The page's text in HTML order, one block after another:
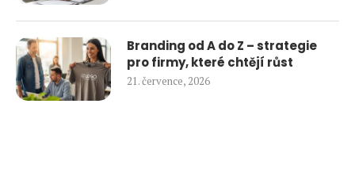
Branding od A do Z – strategie
pro firmy, které chtějí růst
21. července, 2026